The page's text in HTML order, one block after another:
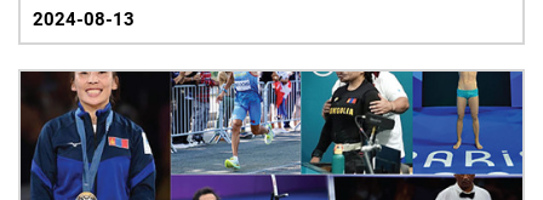
2024-08-13